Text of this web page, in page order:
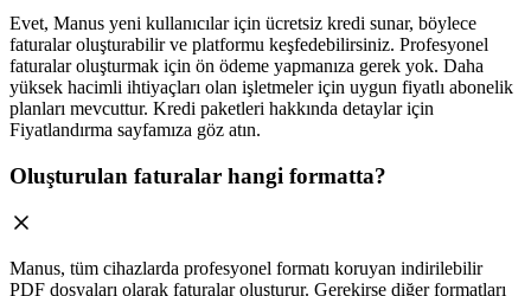
Evet, Manus yeni kullanıcılar için ücretsiz kredi sunar, böylece
faturalar oluşturabilir ve platformu keşfedebilirsiniz. Profesyonel
faturalar oluşturmak için ön ödeme yapmanıza gerek yok. Daha
yüksek hacimli ihtiyaçları olan işletmeler için uygun fiyatlı abonelik
planları mevcuttur. Kredi paketleri hakkında detaylar için
Fiyatlandırma sayfamıza göz atın.
Oluşturulan faturalar hangi formatta?
Manus, tüm cihazlarda profesyonel formatı koruyan indirilebilir
PDF dosyaları olarak faturalar oluşturur. Gerekirse diğer formatları